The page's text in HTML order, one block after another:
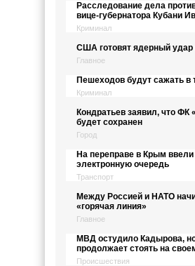
Расследование дела
вице-губернатора Кубани
Криминал
США готовят ядерный удар
Главное
Пешеходов будут сажать в
Криминал
Кондратьев заявил, что ФК
будет сохранен
Город
На переправе в Крым ввели
электронную очередь
Транспорт
Между Россией и НАТО
«горячая линия»
Главное
МВД остудило Кадырова,
продолжает стоять на
Происшествия